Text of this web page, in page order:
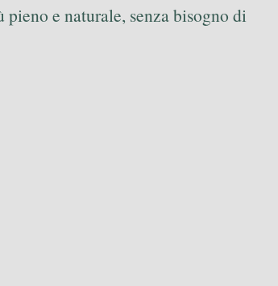
pieno e naturale, senza bisogno di